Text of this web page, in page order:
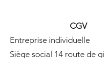
CGV
Entreprise individuelle
Siège social 14 route de